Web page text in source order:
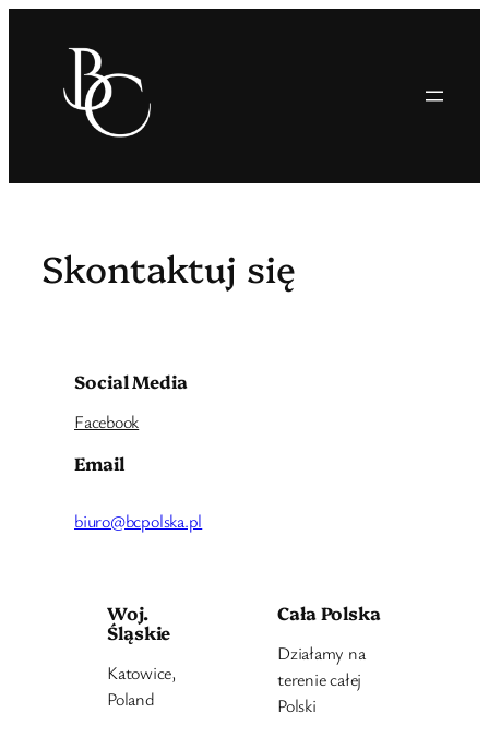
Skontaktuj się
Social Media
Facebook
Email
biuro@bcpolska.pl
Woj.
Śląskie
Katowice,
Poland
Cała Polska
Działamy na
terenie całej
Polski